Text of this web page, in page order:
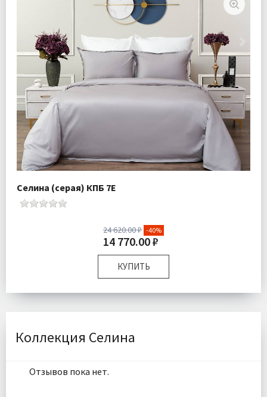
Селина (серая) КПБ 7Е
24 620.00 ₽ -40%
14 770.00 ₽
КУПИТЬ
Размер:
Семейный
Ткань:
Доставка:
Коллекция Селина
Отзывов пока нет.